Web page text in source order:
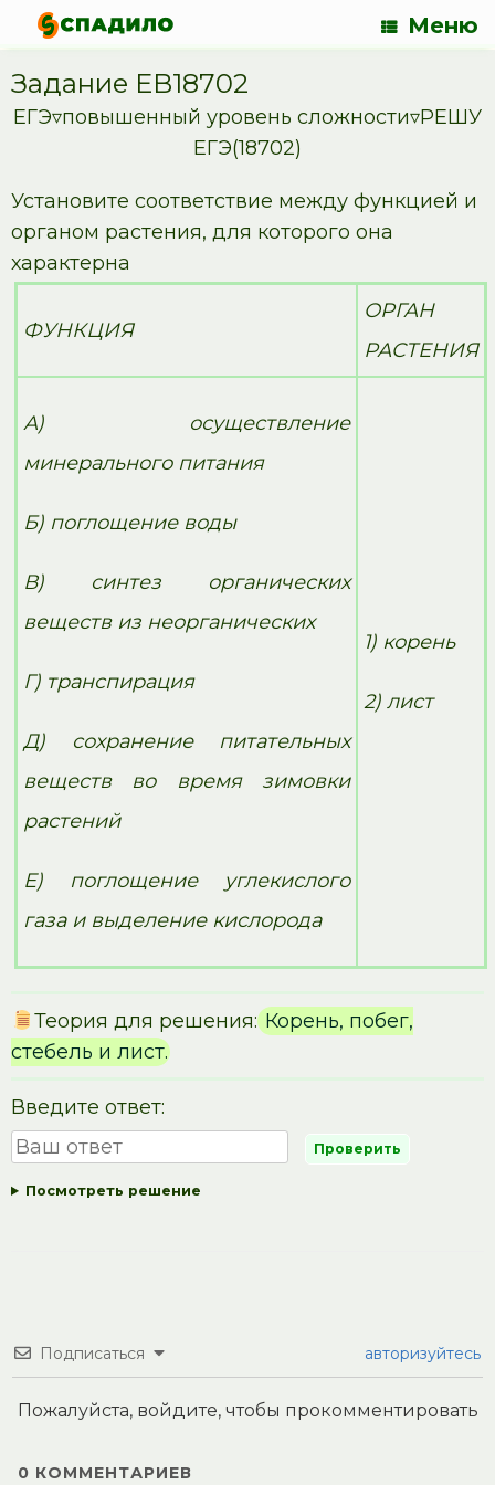
Меню
Задание EB18702
ЕГЭ▿повышенный уровень сложности▿РЕШУ
ЕГЭ(18702)
Установите соответствие между функцией и
органом растения, для которого она
характерна
ФУНКЦИЯ
ОРГАН
РАСТЕНИЯ
А) осуществление
минерального питания
Б) поглощение воды
В) синтез органических
веществ из неорганических
Г) транспирация
Д) сохранение питательных
веществ во время зимовки
растений
Е) поглощение углекислого
газа и выделение кислорода
1) корень
2) лист
Теория для решения:Корень, побег,
стебель и лист.
Введите ответ:
Посмотреть решение
Подписаться авторизуйтесь
Пожалуйста, войдите, чтобы прокомментировать
0 КОММЕНТАРИЕВ